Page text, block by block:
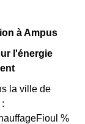
à Ampus
l'énergie
la ville de
%